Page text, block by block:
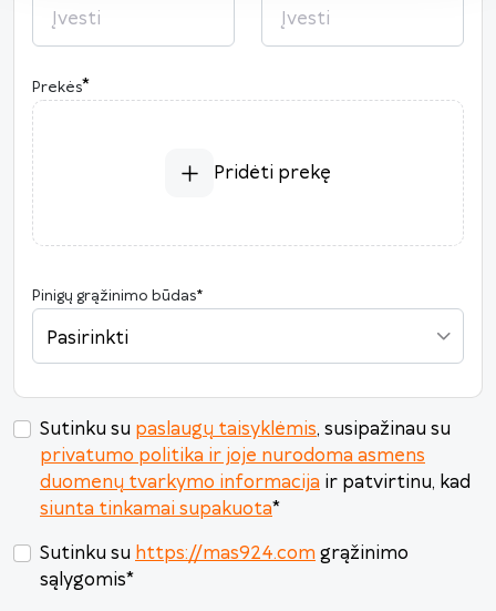
P A T K Pn Š S
3 4 5 6
31 1 2 3 4 5 6
Šiandien Išvalyti Uždaryti
Prekės*
Pridėti prekę
Pinigų grąžinimo būdas*
Pasirinkti
Sutinku su paslaugų taisyklėmis, susipažinau su
privatumo politika ir joje nurodoma asmens
duomenų tvarkymo informacija ir patvirtinu, kad
siunta tinkamai supakuota*
Sutinku su https://mas924.com grąžinimo
sąlygomis*